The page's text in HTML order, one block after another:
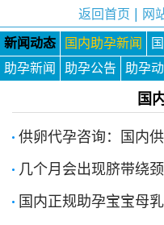
返回首页 网
新闻动态 国内助孕新闻
助孕新闻
助孕公告 助孕
国
几个月会出现脐带绕
国内正规助孕宝宝母